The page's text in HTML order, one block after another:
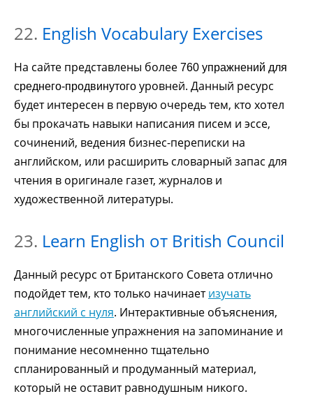
22. English Vocabulary Exercises
На сайте представлены более 760 упражнений для
среднего-продвинутого уровней. Данный ресурс
будет интересен в первую очередь тем, кто хотел
бы прокачать навыки написания писем и эссе,
сочинений, ведения бизнес-переписки на
английском, или расширить словарный запас для
чтения в оригинале газет, журналов и
художественной литературы.
23. Learn English от British Council
Данный ресурс от Британского Совета отлично
подойдет тем, кто только начинаетизучать
английский с нуля. Интерактивные объяснения,
многочисленные упражнения на запоминание и
понимание несомненно тщательно
спланированный и продуманный материал,
который не оставит равнодушным никого.